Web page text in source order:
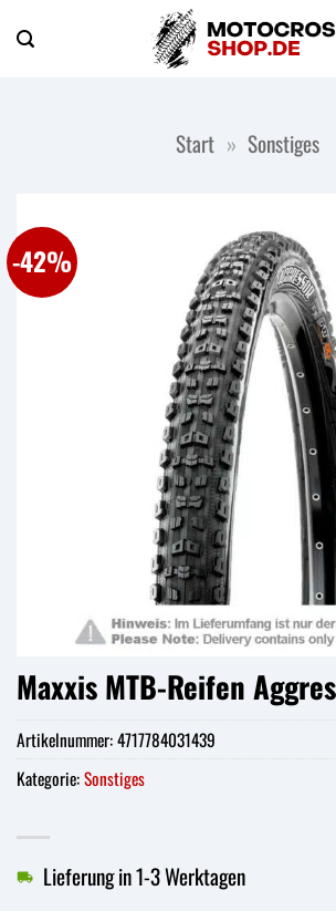
Inhalt
Start » Sonstiges
-42%
Maxxis MTB-Reifen
Lieferung in 1-3 Werktagen
Artikelnummer:4717784031439
Kategorie:Sonstiges